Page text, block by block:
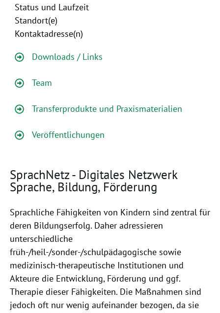
Status und Laufzeit
Standort(e)
Kontaktadresse(n)
Downloads / Links
Team
Transferprodukte und Praxismaterialien
Veröffentlichungen
SprachNetz - Digitales Netzwerk
Sprache, Bildung, Förderung
Sprachliche Fähigkeiten von Kindern sind zentral für
deren Bildungserfolg. Daher adressieren
unterschiedliche
früh-/heil-/sonder-/schulpädagogische sowie
medizinisch-therapeutische Institutionen und
Akteure die Entwicklung, Förderung und ggf.
Therapie dieser Fähigkeiten. Die Maßnahmen sind
jedoch oft nur wenig aufeinander bezogen, da sie